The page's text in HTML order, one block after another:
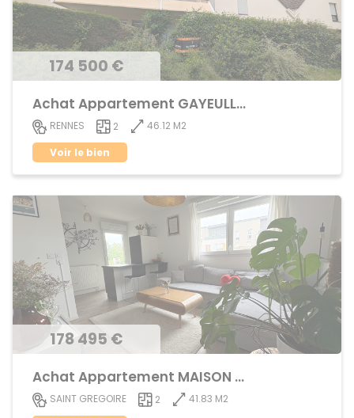
174 500 €
Achat Appartement GAYEULLES
RENNES 2
46.12 M2
Voir le bien
178 495 €
Achat Appartement MAISON BLANCHE
SAINT GREGOIRE 2
41.83 M2